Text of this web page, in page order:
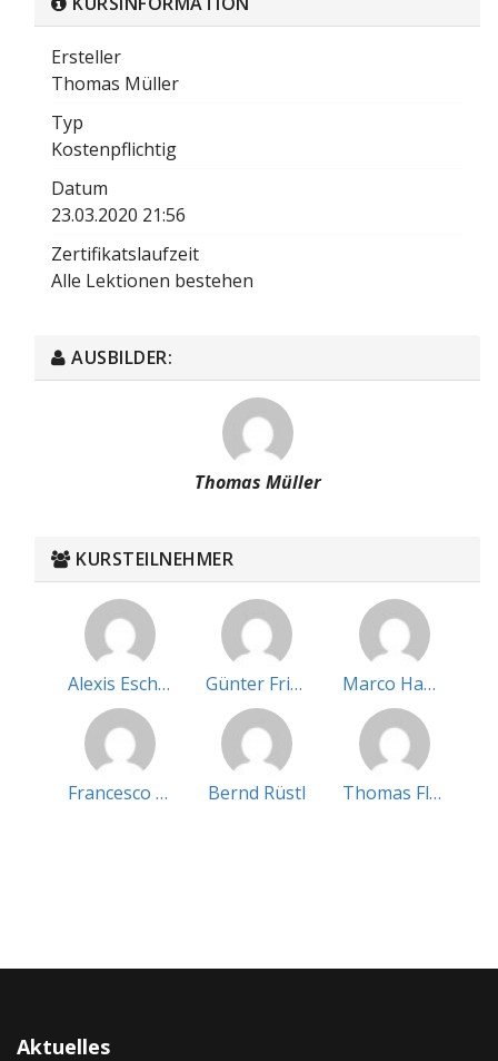
Ersteller
Thomas Müller
Typ
Kostenpflichtig
Datum
23.03.2020 21:56
Zertifikatslaufzeit
Alle Lektionen bestehen
AUSBILDER:
Thomas Müller
KURSTEILNEHMER
Alexis Eschke Günter Frings Marco Habel
Francesco Piezzo Bernd Rüstl Thomas Flassig
Aktuelles